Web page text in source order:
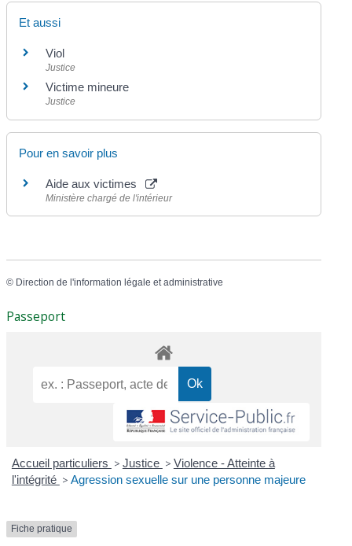
Et aussi
Viol
Justice
Victime mineure
Justice
Pour en savoir plus
Aide aux victimes
Ministère chargé de l'intérieur
© Direction de l'information légale et administrative
Passeport
Accueil particuliers > Justice > Violence - Atteinte à
l'intégrité > Agression sexuelle sur une personne majeure
Fiche pratique